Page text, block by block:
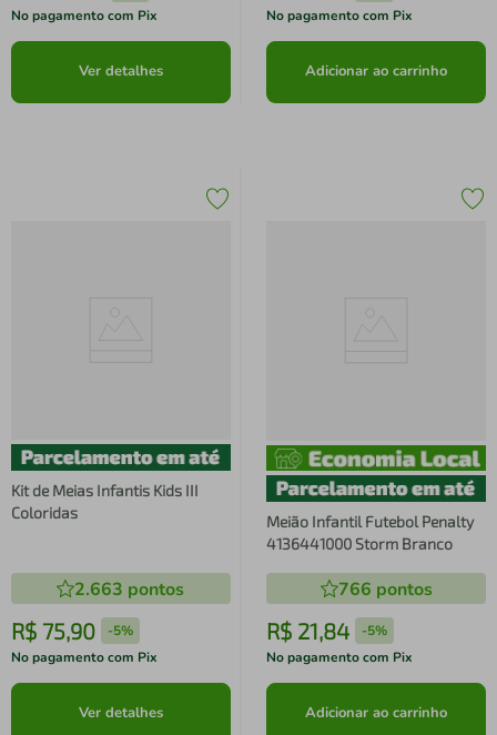
No pagamento com Pix
Ver detalhes
No pagamento com Pix
Adicionar ao carrinho
Kit de Meias Infantis Kids III
Coloridas
2.663 pontos
R$ 75,90 -5%
No pagamento com Pix
Ver detalhes
Meião Infantil Futebol Penalty
4136441000 Storm Branco
766 pontos
R$ 21,84 -5%
No pagamento com Pix
Adicionar ao carrinho